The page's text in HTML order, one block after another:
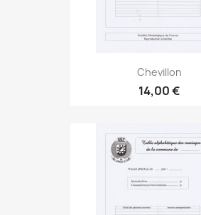
Chevillon
14,00 €